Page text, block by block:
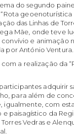
do segundo
geoenoturística
das Linhas de
Mãe, onde teve
e animação
por António Ventura.
a realização da
adquirir
para além de
igualmente, com
paisagístico da
Vedras e